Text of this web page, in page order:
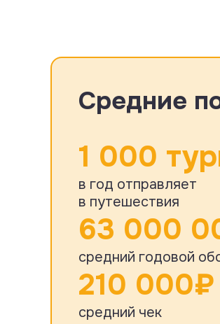
1 000
в год отправляет
в путешествия
63 000
средний годовой
210 000₽
средний чек
Средние